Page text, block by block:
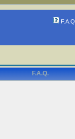
F.A.Q.
F.A.Q.